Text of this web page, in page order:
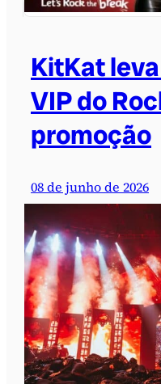
KitKat
VIP do
promoção
08 de junho de 2026